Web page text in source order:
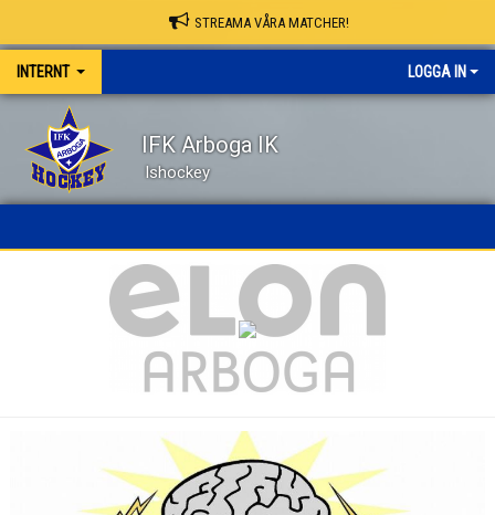
STREAMA VÅRA MATCHER!
INTERNT LOGGA IN
IFK Arboga IK
Ishockey